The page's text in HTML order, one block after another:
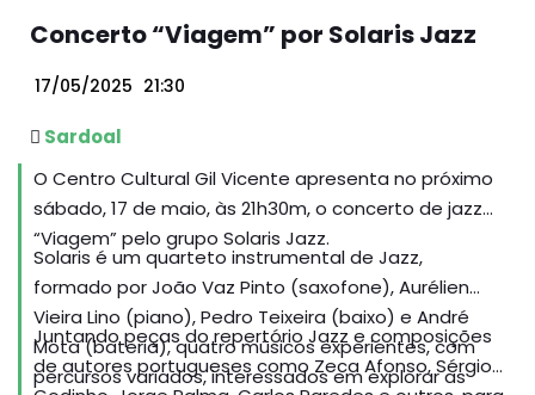
Concerto “Viagem” por Solaris Jazz
17/05/2025 21:30
Sardoal
O Centro Cultural Gil Vicente apresenta no próximo
sábado, 17 de maio, às 21h30m, o concerto de jazz
“Viagem” pelo grupo Solaris Jazz.
Solaris é um quarteto instrumental de Jazz,
formado por João Vaz Pinto (saxofone), Aurélien
Vieira Lino (piano), Pedro Teixeira (baixo) e André
Mota (bateria), quatro músicos experientes, com
percursos variados, interessados em explorar as
Juntando peças do repertório Jazz e composições
de autores portugueses como Zeca Afonso, Sérgio